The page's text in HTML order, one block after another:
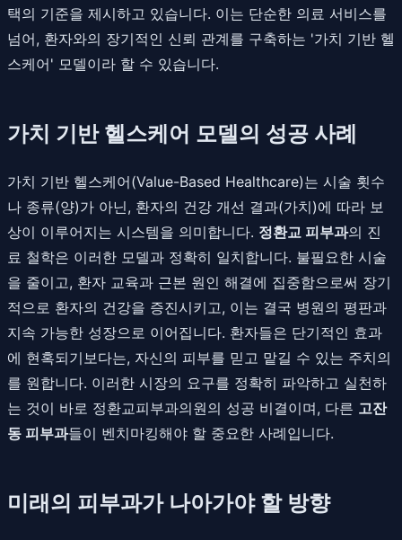
택의 기준을 제시하고 있습니다. 이는 단순한 의료 서비스를
넘어, 환자와의 장기적인 신뢰 관계를 구축하는 '가치 기반 헬
스케어' 모델이라 할 수 있습니다.
가치 기반 헬스케어 모델의 성공 사례
가치 기반 헬스케어(Value-Based Healthcare)는 시술 횟수
나 종류(양)가 아닌, 환자의 건강 개선 결과(가치)에 따라 보
상이 이루어지는 시스템을 의미합니다. 정환교 피부과의 진
료 철학은 이러한 모델과 정확히 일치합니다. 불필요한 시술
을 줄이고, 환자 교육과 근본 원인 해결에 집중함으로써 장기
적으로 환자의 건강을 증진시키고, 이는 결국 병원의 평판과
지속 가능한 성장으로 이어집니다. 환자들은 단기적인 효과
에 현혹되기보다는, 자신의 피부를 믿고 맡길 수 있는 주치의
를 원합니다. 이러한 시장의 요구를 정확히 파악하고 실천하
는 것이 바로 정환교피부과의원의 성공 비결이며, 다른 고잔
동 피부과들이 벤치마킹해야 할 중요한 사례입니다.
미래의 피부과가 나아가야 할 방향